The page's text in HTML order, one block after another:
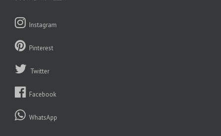
Instagram
Pinterest
Twitter
Facebook
WhatsApp